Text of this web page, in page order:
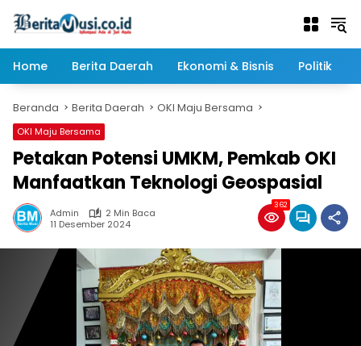
Home
Berita Daerah Ekonomi & Bisnis Politik
Beranda Berita Daerah OKI Maju Bersama
OKI Maju Bersama
Petakan Potensi UMKM, Pemkab OKI
Manfaatkan Teknologi Geospasial
Admin
2 Min Baca
11 Desember 2024
362